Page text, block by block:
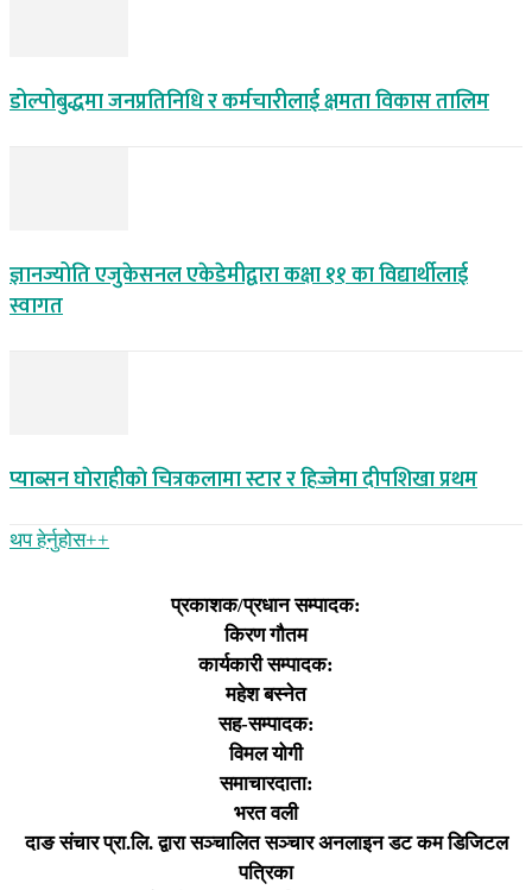
डोल्पोबुद्धमा जनप्रतिनिधि र कर्मचारीलाई क्षमता विकास तालिम
ज्ञानज्योति एजुकेसनल एकेडेमीद्वारा कक्षा ११ का विद्यार्थीलाई
स्वागत
प्याब्सन घाेराहीकाे चित्रकलामा स्टार र हिज्जेमा दीपशिखा प्रथम
थप हेर्नुहोस‌++
प्रकाशक/प्रधान सम्पादक:
किरण गौतम
कार्यकारी सम्पादक:
महेश बस्नेत
सह-सम्पादक:
विमल योगी
समाचारदाता:
भरत वली
दाङ संचार प्रा.लि. द्वारा सञ्चालित सञ्चार अनलाइन डट कम डिजिटल
पत्रिका